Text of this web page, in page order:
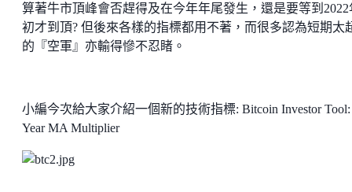
算著牛市頂峰會否趕得及在今年年尾發生，還是要等到2022
初才到頂? 但後來各樣的指標都用不著，而很多認為短期太
的『空軍』亦輸得慘不忍睹。
小編今次給大家介紹一個新的技術指標: Bitcoin Investor Tool:
Year MA Multiplier